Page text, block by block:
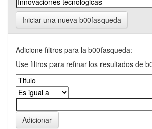
Iniciar una nueva b00fasqueda
Adicione filtros para la b00fasqueda:
Use filtros para refinar los resultados de